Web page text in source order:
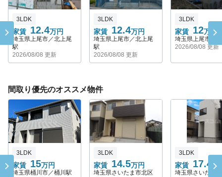
家賃 12.4万円
3LDK
埼玉県上尾市／北上尾
駅
2026/08/08 更新
家賃 12.4万円
3LDK
埼玉県上尾市／北上尾
駅
2026/08/08 更新
家賃 12万円
3LDK
埼玉県上尾市／
2026/08/08 更新
間取り優先のオススメ物件
家賃 15万円
3LDK
埼玉県桶川市／桶川駅
家賃 14.5万円
3LDK
埼玉県さいたま市北区
家賃 17.4 万
3LDK
埼玉県さいたま